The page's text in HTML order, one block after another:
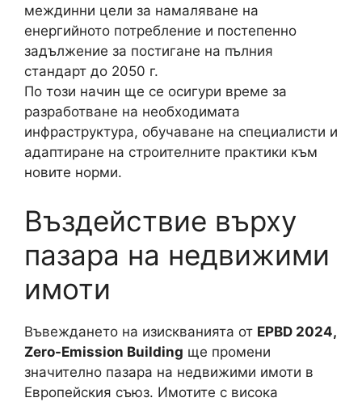
междинни цели за намаляване на
енергийното потребление и постепенно
задължение за постигане на пълния
стандарт до 2050 г.
По този начин ще се осигури време за
разработване на необходимата
инфраструктура, обучаване на специалисти и
адаптиране на строителните практики към
новите норми.
Въздействие върху
пазара на недвижими
имоти
Въвеждането на изискванията от EPBD 2024,
Zero-Emission Building ще промени
значително пазара на недвижими имоти в
Европейския съюз. Имотите с висока